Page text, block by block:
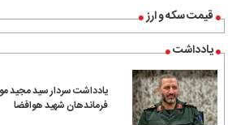
قیمت سکه و ارز
یادداشت
یادداشت سردار سید مجید
فرماندهان شهید هوافضا